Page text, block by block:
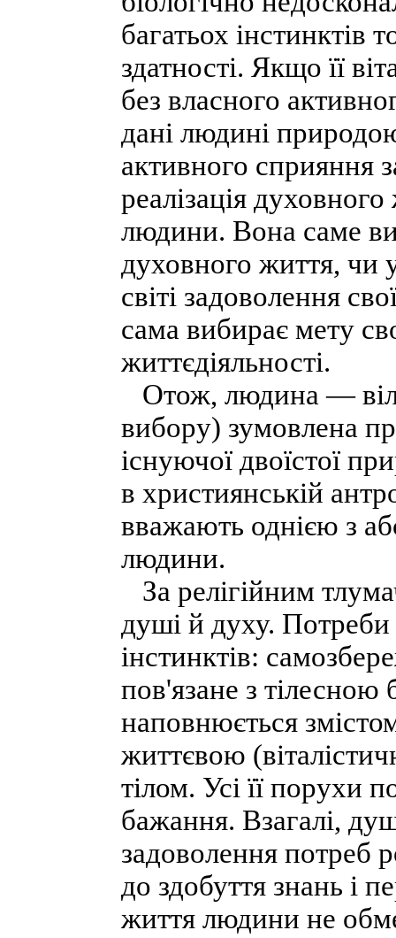
багатьох інстинктів
здатності. Якщо її
без власного
дані людині
активного сприяння
реалізація
людини. Вона саме
духовного життя, чи
світі задоволення
сама вибирає мету
життєдіяльності.
Отож, людина —
вибору) зумовлена
існуючої двоїстої
в християнській
вважають однією з
людини.
За релігійним
душі й духу. Потреби
інстинктів:
пов'язане з
наповнюється
життєвою
тілом. Усі її порухи
бажання. Взагалі,
задоволення потреб
до здобуття знань і
життя людини не